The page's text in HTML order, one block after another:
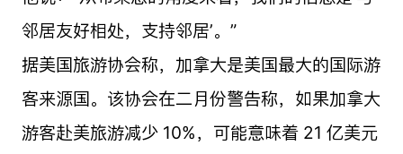
邻居友好相处，支持邻居’。”
据美国旅游协会称，加拿大是美国最大的国际游
客来源国。该协会在二月份警告称，如果加拿大
游客赴美旅游减少 10%，可能意味着 21 亿美元